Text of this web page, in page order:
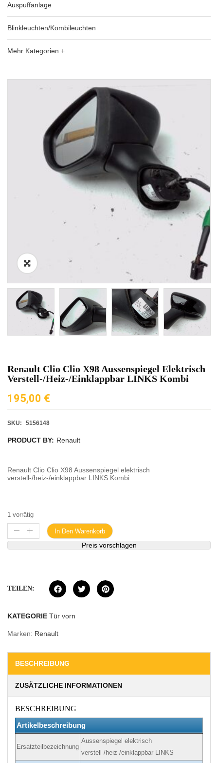
Auspuffanlage
Blinkleuchten/Kombileuchten
Mehr Kategorien +
Renault Clio Clio X98 Aussenspiegel Elektrisch
Verstell-/heiz-/einklappbar LINKS Kombi
195,00 €
SKU: 5156148
PRODUCT BY: Renault
Renault Clio Clio X98 Aussenspiegel elektrisch
verstell-/heiz-/einklappbar LINKS Kombi
1 vorrätig
In Den Warenkorb
Preis vorschlagen
TEILEN:
KATEGORIE Tür vorn
Marken: Renault
BESCHREIBUNG
ZUSÄTZLICHE INFORMATIONEN
BESCHREIBUNG
Artikelbeschreibung
Ersatzteilbezeichnung
Aussenspiegel elektrisch
verstell-/heiz-/einklappbar LINKS